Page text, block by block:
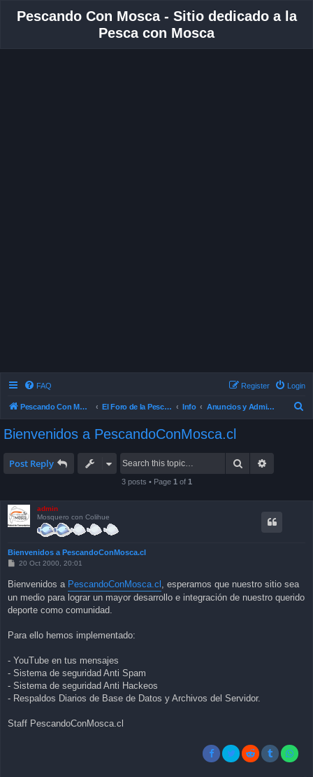
Pescando Con Mosca - Sitio dedicado a la
Pesca con Mosca
FAQ Login
Register
Pescando Con Mosca El Foro de la Pesca con Mosca en Chile Info Anuncios y Administración
Bienvenidos a PescandoConMosca.cl
Post Reply Search
3 posts • Page 1 of 1
admin
Mosquero con Colihue
Bienvenidos a PescandoConMosca.cl
P
t
20 Oct 2000, 20:01
Bienvenidos a PescandoConMosca.cl , esperamos que nuestro sitio sea
un medio para lograr un mayor desarrollo e integración de nuestro querido
deporte como comunidad.
Para ello hemos implementado:
- YouTube en tus mensajes
- Sistema de seguridad Anti Spam
- Sistema de seguridad Anti Hackeos
- Respaldos Diarios de Base de Datos y Archivos del Servidor.
Staff PescandoConMosca.cl